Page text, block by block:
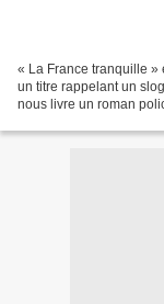
« La France tranquille »
un titre rappelant un
nous livre un roman